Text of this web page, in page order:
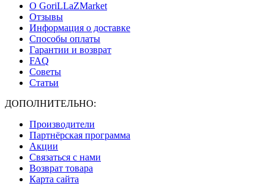
О GoriLLaZMarket
Отзывы
Информация о доставке
Способы оплаты
Гарантии и возврат
FAQ
Советы
Статьи
ДОПОЛНИТЕЛЬНО:
Производители
Партнёрская программа
Акции
Связаться с нами
Возврат товара
Карта сайта